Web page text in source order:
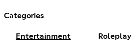
Categories
Entertainment Roleplay